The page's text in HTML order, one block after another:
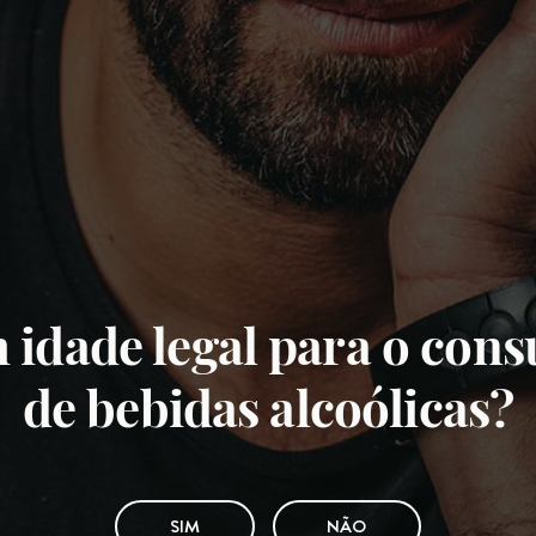
idade legal para o
de bebidas alcoólicas?
SIM NÃO